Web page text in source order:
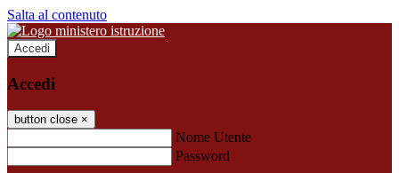
Salta al contenuto
Accedi
Accedi
button close ×
Nome Utente
Password